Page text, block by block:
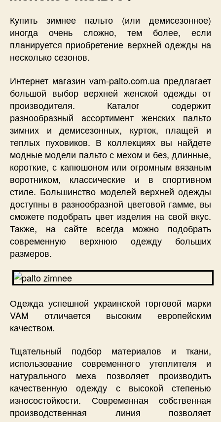
Купить зимнее пальто (или демисезонное)
иногда очень сложно, тем более, если
планируется приобретение верхней одежды на
несколько сезонов.
Интернет магазин vam-palto.com.ua предлагает
большой выбор верхней женской одежды от
производителя. Каталог содержит
разнообразный ассортимент женских пальто
зимних и демисезонных, курток, плащей и
теплых пуховиков. В коллекциях вы найдете
модные модели пальто с мехом и без, длинные,
короткие, с капюшоном или огромным вязаным
воротником, классические и в спортивном
стиле. Большинство моделей верхней одежды
доступны в разнообразной цветовой гамме, вы
сможете подобрать цвет изделия на свой вкус.
Также, на сайте всегда можно подобрать
современную верхнюю одежду больших
размеров.
Одежда успешной украинской торговой марки
VAM отличается высоким европейским
качеством.
Тщательный подбор материалов и ткани,
использование современного утеплителя и
натурального меха позволяет производить
качественную одежду с высокой степенью
износостойкости. Современная собственная
производственная линия позволяет